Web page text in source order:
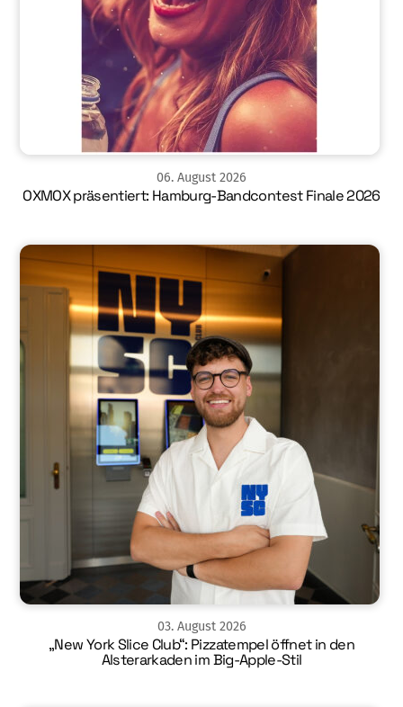
06. August 2026
OXMOX präsentiert: Hamburg-Bandcontest Finale 2026
03. August 2026
„New York Slice Club“: Pizzatempel öffnet in den
Alsterarkaden im Big-Apple-Stil